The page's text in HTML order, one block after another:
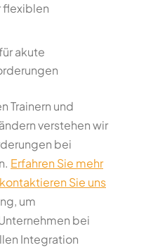
flexiblen
akute
Trainern und
verstehen wir
bei
Erfahren Sie mehr
kontaktieren Sie uns
um
bei
Integration